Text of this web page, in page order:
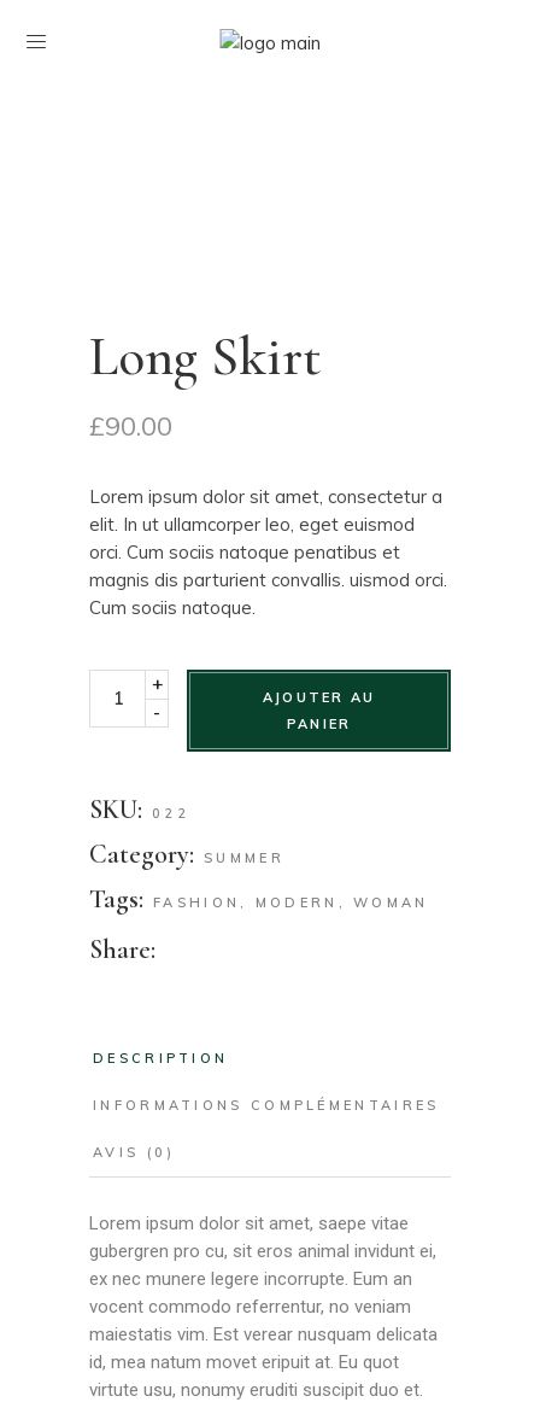
Long Skirt
£90.00
Lorem ipsum dolor sit amet, consectetur a
elit. In ut ullamcorper leo, eget euismod
orci. Cum sociis natoque penatibus et
magnis dis parturient convallis. uismod orci.
Cum sociis natoque.
-
+
AJOUTER AU
PANIER
SKU: 022
Category: SUMMER
Tags: FASHION , MODERN ,WOMAN
Share:
DESCRIPTION
INFORMATIONS COMPLÉMENTAIRES
AVIS (0)
Lorem ipsum dolor sit amet, saepe vitae
gubergren pro cu, sit eros animal invidunt ei,
ex nec munere legere incorrupte. Eum an
vocent commodo referrentur, no veniam
maiestatis vim. Est verear nusquam delicata
id, mea natum movet eripuit at. Eu quot
virtute usu, nonumy eruditi suscipit duo et.